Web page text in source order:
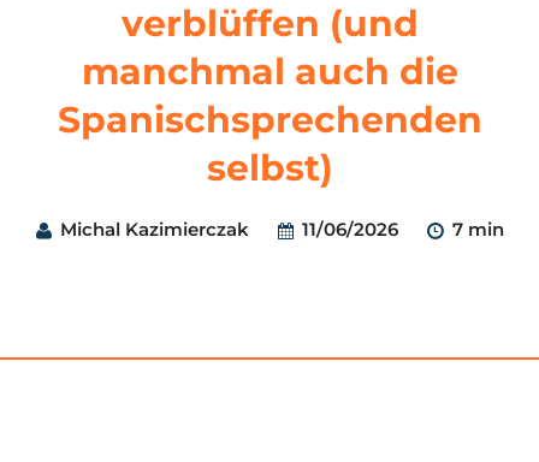
verblüffen (und
manchmal auch die
Spanischsprechenden
selbst)
Michal Kazimierczak 11/06/2026 7 min